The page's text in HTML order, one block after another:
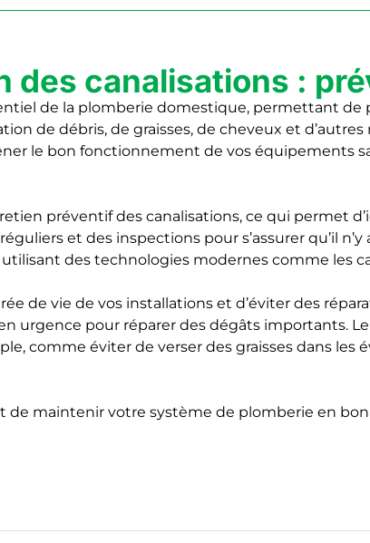
des canalisations :
de la plomberie domestique, permettant
de débris, de graisses, de cheveux et
le bon fonctionnement de vos équipements
préventif des canalisations, ce qui permet
et des inspections pour s’assurer qu’il
des technologies modernes comme les
de vie de vos installations et d’éviter des
urgence pour réparer des dégâts importants.
comme éviter de verser des graisses dans les
maintenir votre système de plomberie en